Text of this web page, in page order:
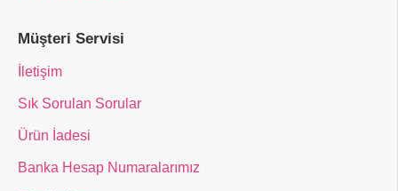
Müşteri Servisi
İletişim
Sık Sorulan Sorular
Ürün İadesi
Banka Hesap Numaralarımız